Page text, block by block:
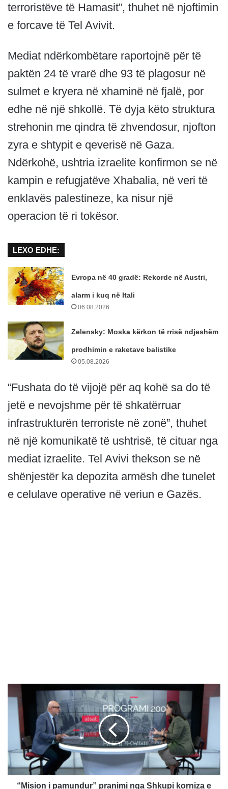
terroristëve të Hamasit”, thuhet në njoftimin
e forcave të Tel Avivit.
Mediat ndërkombëtare raportojnë për të
paktën 24 të vrarë dhe 93 të plagosur në
sulmet e kryera në xhaminë në fjalë, por
edhe në një shkollë. Të dyja këto struktura
strehonin me qindra të zhvendosur, njofton
zyra e shtypit e qeverisë në Gaza.
Ndërkohë, ushtria izraelite konfirmon se në
kampin e refugjatëve Xhabalia, në veri të
enklavës palestineze, ka nisur një
operacion të ri tokësor.
LEXO EDHE:
Evropa në 40 gradë: Rekorde në Austri,
alarm i kuq në Itali
06.08.2026
Zelensky: Moska kërkon të rrisë ndjeshëm
prodhimin e raketave balistike
05.08.2026
“Fushata do të vijojë për aq kohë sa do të
jetë e nevojshme për të shkatërruar
infrastrukturën terroriste në zonë”, thuhet
në një komunikatë të ushtrisë, të cituar nga
mediat izraelite. Tel Avivi thekson se në
shënjestër ka depozita armësh dhe tunelet
e celulave operative në veriun e Gazës.
M
n
i
p
“Mision i pamundur” pranimi nga Shkupi korniza e